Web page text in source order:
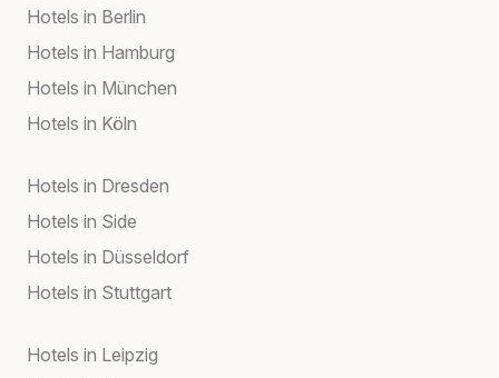
Hotels in Berlin
Hotels in Hamburg
Hotels in München
Hotels in Köln
Hotels in Dresden
Hotels in Side
Hotels in Düsseldorf
Hotels in Stuttgart
Hotels in Leipzig